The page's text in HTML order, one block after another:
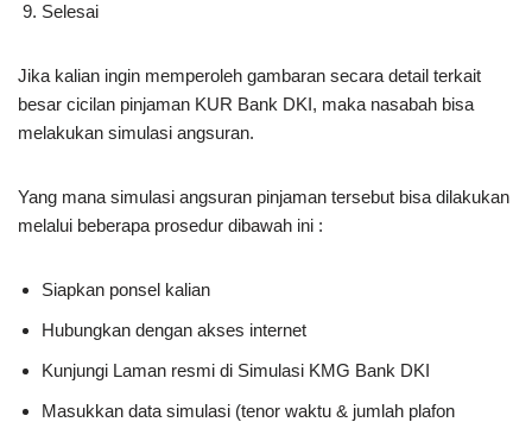
Selesai
Jika kalian ingin memperoleh gambaran secara detail terkait
besar cicilan pinjaman KUR Bank DKI, maka nasabah bisa
melakukan simulasi angsuran.
Yang mana simulasi angsuran pinjaman tersebut bisa dilakukan
melalui beberapa prosedur dibawah ini :
Siapkan ponsel kalian
Hubungkan dengan akses internet
Kunjungi Laman resmi di Simulasi KMG Bank DKI
Masukkan data simulasi (tenor waktu & jumlah plafon